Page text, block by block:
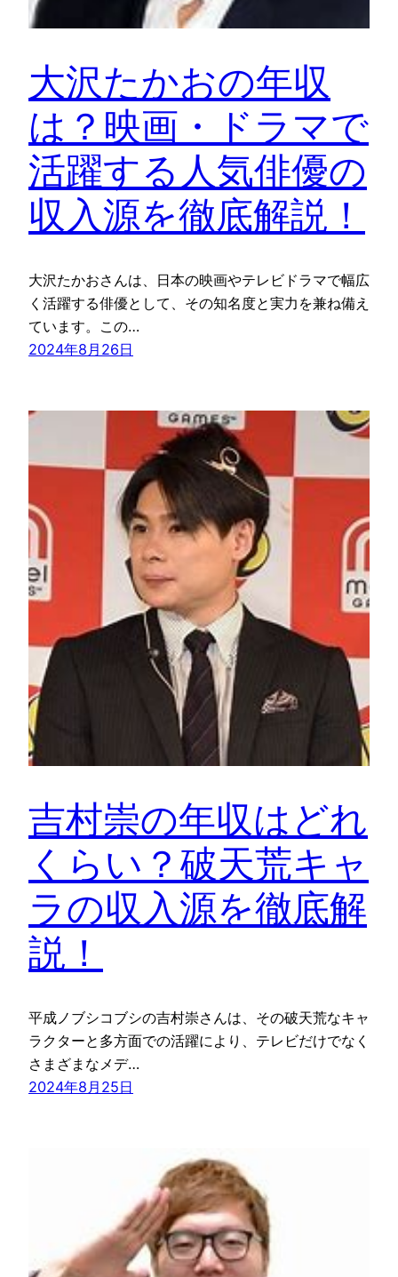
大沢たかおの年収
は？映画・ドラマで
活躍する人気俳優の
収入源を徹底解説！
大沢たかおさんは、日本の映画やテレビドラマで幅広
く活躍する俳優として、その知名度と実力を兼ね備え
ています。この…
2024年8月26日
吉村崇の年収はどれ
くらい？破天荒キャ
ラの収入源を徹底解
説！
平成ノブシコブシの吉村崇さんは、その破天荒なキャ
ラクターと多方面での活躍により、テレビだけでなく
さまざまなメデ…
2024年8月25日